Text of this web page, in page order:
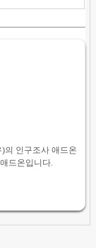
)의 인구조사 애드온
드온입니다.